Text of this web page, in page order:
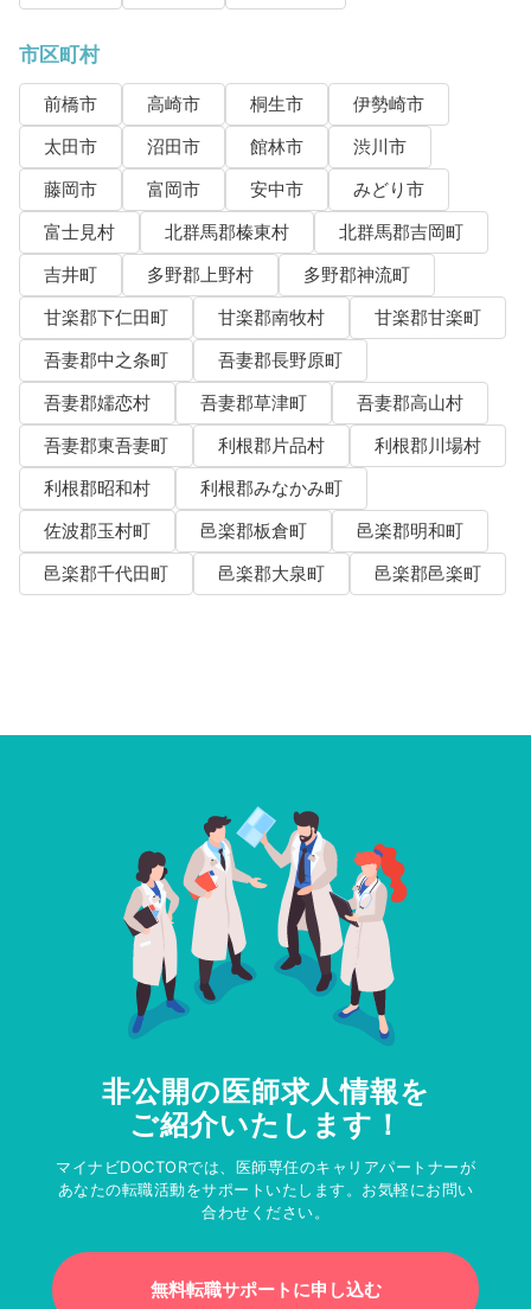
市区町村
前橋市 高崎市 桐生市
伊勢崎市
太田市
沼田市 館林市
渋川市
藤岡市
富岡市 安中市
みどり市
富士見村
北群馬郡榛東村
北群馬郡吉岡町
吉井町
多野郡上野村
多野郡神流町
甘楽郡下仁田町
甘楽郡南牧村
甘楽郡甘楽町
吾妻郡中之条町
吾妻郡長野原町
吾妻郡嬬恋村
吾妻郡草津町
吾妻郡高山村
吾妻郡東吾妻町
利根郡片品村
利根郡川場村
利根郡昭和村
利根郡みなかみ町
佐波郡玉村町
邑楽郡板倉町
邑楽郡明和町
邑楽郡千代田町
邑楽郡大泉町 邑楽郡邑楽町
非公開の医師求人情報を
ご紹介いたします！
マイナビDOCTORでは、医師専任のキャリアパートナーが
あなたの転職活動をサポートいたします。お気軽にお問い
合わせください。
無料転職サポートに申し込む